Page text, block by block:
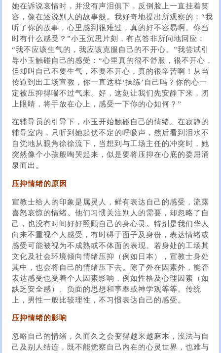
她在诉说哀情时，并没有声泪俱下，反倒脸上一直挂着笑
容，像在述说别人的故事般。我好奇地提出所观察的：“我
听了你的故事，心里感到很难过，真的好不容易啊。你当
时有什么感受？”小玉沉思片刻，有点答非所问地回应：
“我不应该生气的，我应该克服自己的不开心。”我尝试引
导小玉触碰自己的感受：“心里真的很不舒服，很不开心，
但却叫自己不要生气，不要不开心，真的很辛苦啊！从当
传道到出工场宣教，你一直这样‘操练’自己吗？你的心一
定被压抑得喘不过气来。好，这刻让我们先安静下来，闭
上眼睛，将手放在心上，感受一下你的心如何？”
在辅导员的引导下，小玉开始触碰自己的情绪。在寂静的
辅导室内，只听到她起伏不定的呼吸声，然后看到泪水不
自觉地从眼角徐徐流下，当想到与工场主任的冲突时，她
突然像个小孩般啕哭起来，似是要将压抑在心底的委屈涌
泉而出。
压抑情绪的原因
宣教士给人的印象是属灵人，鲜有表达自己的感受，流露
喜怒哀惊的情绪。他们习惯关注别人的需要，却忽略了自
己，也没有时间好好照顾自己的身心灵。特别是我们华人
向来不重视个人感受，有时碍于面子及身份，表达情绪或
感受可能被视为不成熟或不体面的表现。若身处的工场其
文化及社会环境倾向情绪压抑（例如日本），宣教士身处
其中，也会将自己的情绪压下去。除了外在因素外，能否
表达感受也受着个人因素影响，例如性格及心理因素（如
缺乏安全感）、负面的思想和事奉或神学观等等。传统
上，男性一般比较理性，不习惯表达自己的感受。
压抑情绪的影响
忽略自己的情绪，久而久之会变得越来越麻木，没法与自
己及别人结连，既不能觉察自己内在的心灵世界，也难与